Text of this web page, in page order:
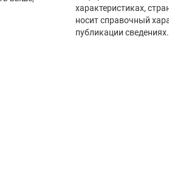
характеристиках,
носит справочный
публикации сведениях.